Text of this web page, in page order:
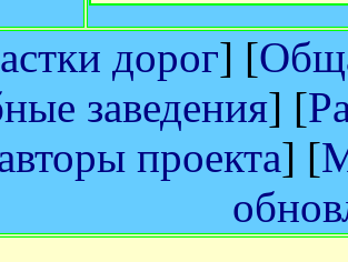
дорог] [
заведения] [
проекта] [